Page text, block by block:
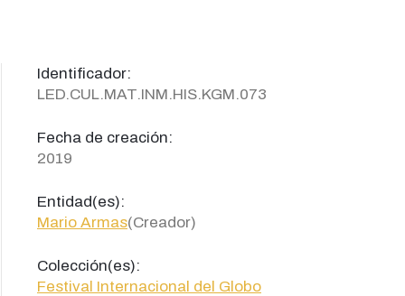
Identificador:
LED.CUL.MAT.INM.HIS.KGM.073
Fecha de creación:
2019
Entidad(es):
Mario Armas(Creador)
Colección(es):
Festival Internacional del Globo